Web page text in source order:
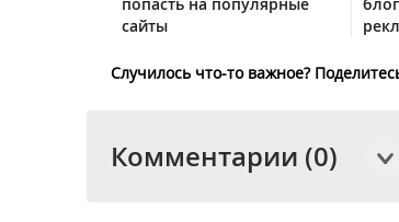
попасть на популярные
сайты
Случилось что-то важное?
Комментарии (0)